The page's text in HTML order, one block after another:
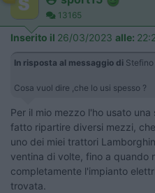
13165
Inserito il 26/03/2023 alle:
In risposta al messaggio di Stefino
Cosa vuol dire ,che lo usi spesso ?
Per il mio mezzo l'ho usato
fatto ripartire diversi mezzi,
uno dei miei trattori
ventina di volte, fino a quando
completamente l'impianto
trovata.